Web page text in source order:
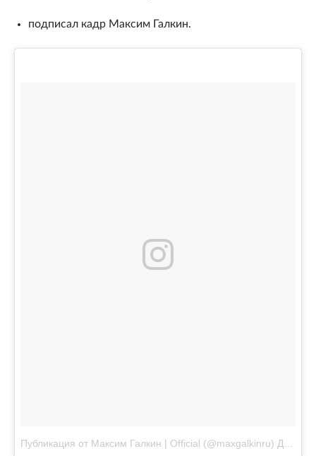
подписал кадр Максим Галкин.
Публикация от Максим Галкин | Official (@maxgalkinru) Дек 6 2017 в 3:32 PST